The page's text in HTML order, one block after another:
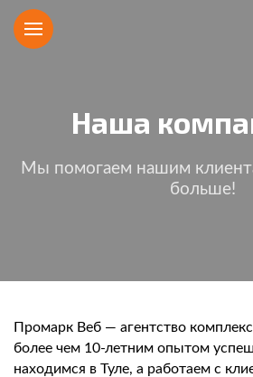
Наша
Мы помогаем нашим
больше!
Промарк Веб — агентство
более чем 10-летним опытом
находимся в Туле, а работаем с